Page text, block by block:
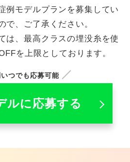
例モデルプランを募集してい
で、ご了承ください。
は、最高クラスの埋没糸を使
を上限としております。
つでも応募可能
ルに応募する